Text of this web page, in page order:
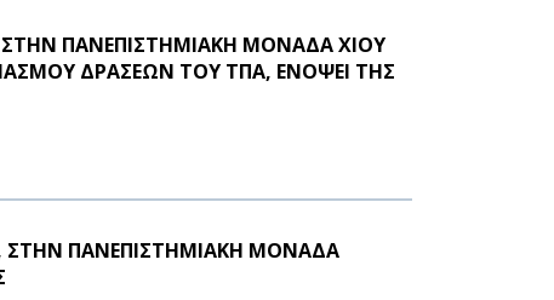
ΠΑΝΕΠΙΣΤΗΜΙΑΚΗ ΜΟΝΑΔΑ ΧΙΟΥ
ΔΡΑΣΕΩΝ ΤΟΥ ΤΠΑ, ΕΝΟΨΕΙ ΤΗΣ
ΣΤΗΝ ΠΑΝΕΠΙΣΤΗΜΙΑΚΗ ΜΟΝΑΔΑ